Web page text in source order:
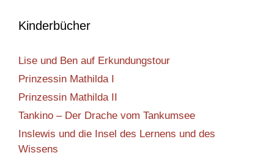
Kinderbücher
Lise und Ben auf Erkundungstour
Prinzessin Mathilda I
Prinzessin Mathilda II
Tankino – Der Drache vom Tankumsee
Inslewis und die Insel des Lernens und des
Wissens